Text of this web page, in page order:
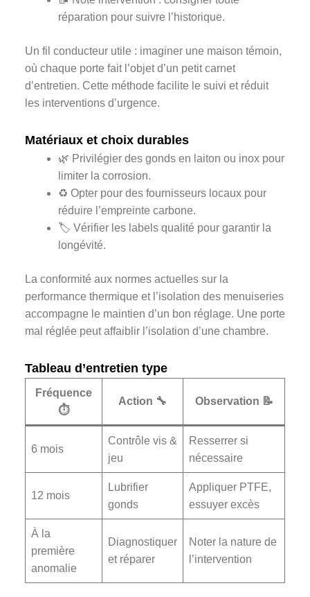
réparation pour suivre l’historique.
Un fil conducteur utile : imaginer une maison témoin,
où chaque porte fait l’objet d’un petit carnet
d’entretien. Cette méthode facilite le suivi et réduit
les interventions d’urgence.
Matériaux et choix durables
🌿 Privilégier des gonds en laiton ou inox pour
limiter la corrosion.
♻️ Opter pour des fournisseurs locaux pour
réduire l’empreinte carbone.
🏷️ Vérifier les labels qualité pour garantir la
longévité.
La conformité aux normes actuelles sur la
performance thermique et l’isolation des menuiseries
accompagne le maintien d’un bon réglage. Une porte
mal réglée peut affaiblir l’isolation d’une chambre.
Tableau d’entretien type
Fréquence
⏱️
Action 🔧 Observation 📝
6 mois
Contrôle vis &
jeu
Resserrer si
nécessaire
12 mois
Lubrifier
gonds
Appliquer PTFE,
essuyer excès
À la
première
anomalie
Diagnostiquer
et réparer
Noter la nature de
l’intervention